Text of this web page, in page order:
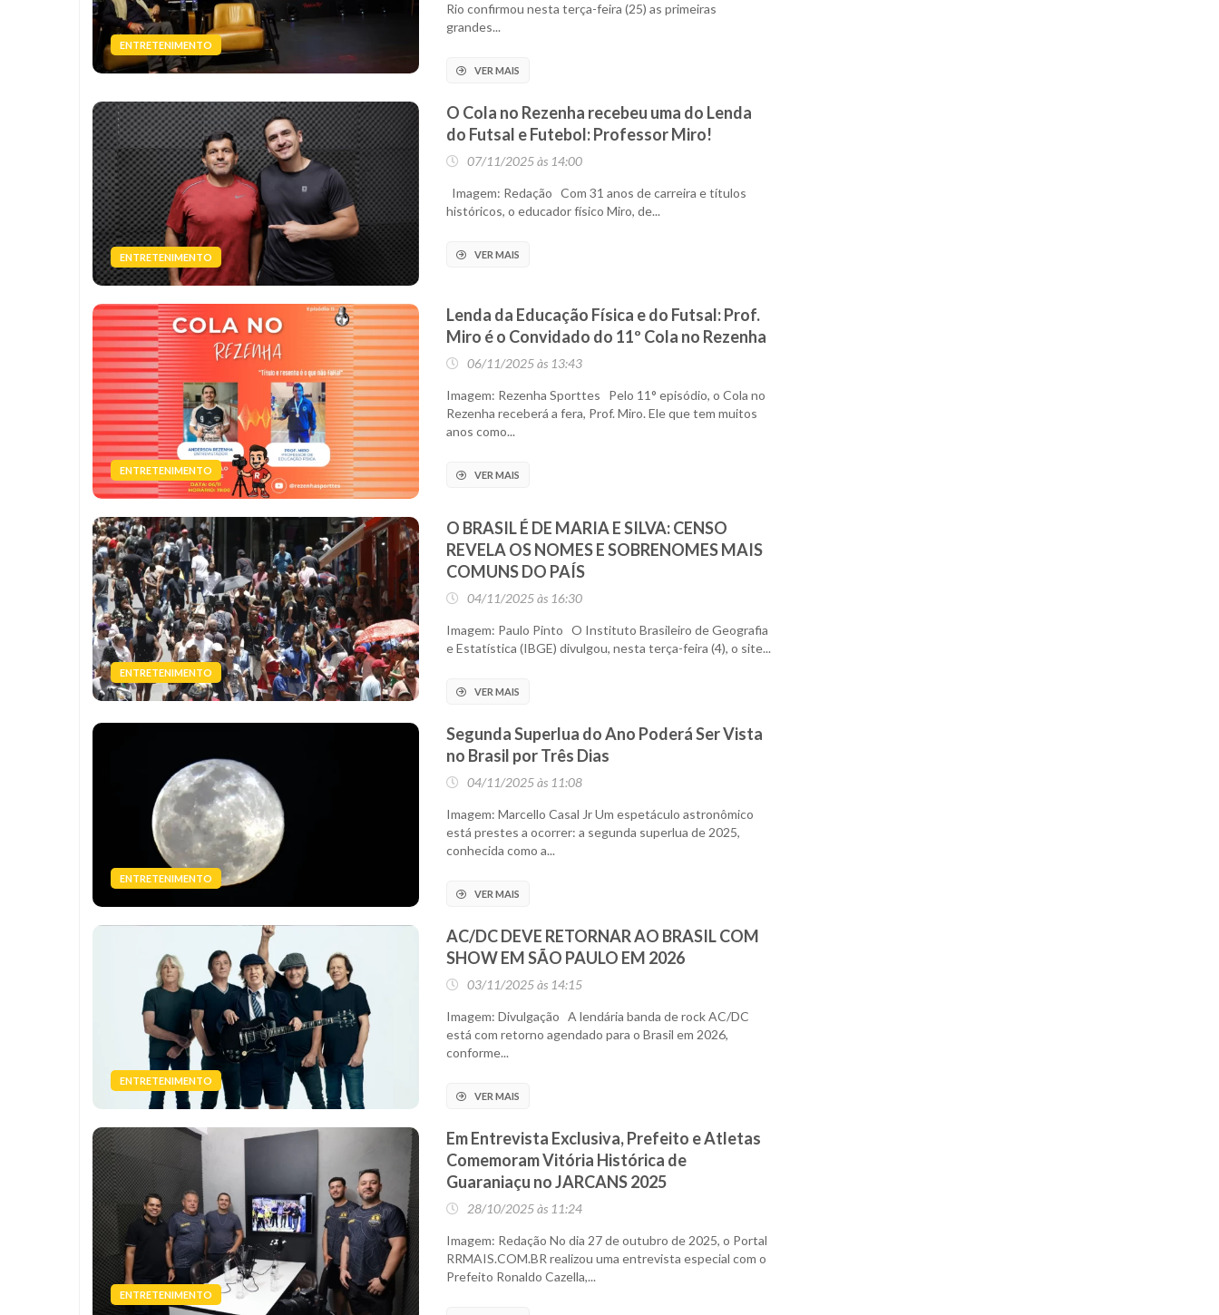
ENTRETENIMENTO
Rio confirmou nesta terça-feira (25) as primeiras
grandes...
VER MAIS
ENTRETENIMENTO
O Cola no Rezenha recebeu uma do Lenda
do Futsal e Futebol: Professor Miro!
07/11/2025 às 14:00
Imagem: Redação Com 31 anos de carreira e títulos
históricos, o educador físico Miro, de...
VER MAIS
ENTRETENIMENTO
Lenda da Educação Física e do Futsal: Prof.
Miro é o Convidado do 11º Cola no Rezenha
06/11/2025 às 13:43
Imagem: Rezenha Sporttes Pelo 11° episódio, o Cola no
Rezenha receberá a fera, Prof. Miro. Ele que tem muitos
anos como...
VER MAIS
ENTRETENIMENTO
O BRASIL É DE MARIA E SILVA: CENSO
REVELA OS NOMES E SOBRENOMES MAIS
COMUNS DO PAÍS
04/11/2025 às 16:30
Imagem: Paulo Pinto O Instituto Brasileiro de Geografia
e Estatística (IBGE) divulgou, nesta terça-feira (4), o site...
VER MAIS
ENTRETENIMENTO
Segunda Superlua do Ano Poderá Ser Vista
no Brasil por Três Dias
04/11/2025 às 11:08
Imagem: Marcello Casal Jr Um espetáculo astronômico
está prestes a ocorrer: a segunda superlua de 2025,
conhecida como a...
VER MAIS
ENTRETENIMENTO
AC/DC DEVE RETORNAR AO BRASIL COM
SHOW EM SÃO PAULO EM 2026
03/11/2025 às 14:15
Imagem: Divulgação A lendária banda de rock AC/DC
está com retorno agendado para o Brasil em 2026,
conforme...
VER MAIS
ENTRETENIMENTO
Em Entrevista Exclusiva, Prefeito e Atletas
Comemoram Vitória Histórica de
Guaraniaçu no JARCANS 2025
28/10/2025 às 11:24
Imagem: Redação No dia 27 de outubro de 2025, o Portal
RRMAIS.COM.BR realizou uma entrevista especial com o
Prefeito Ronaldo Cazella,...